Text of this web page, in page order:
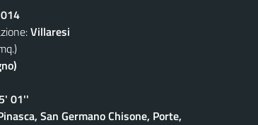
Villaresi
01''
San Germano Chisone, Porte,